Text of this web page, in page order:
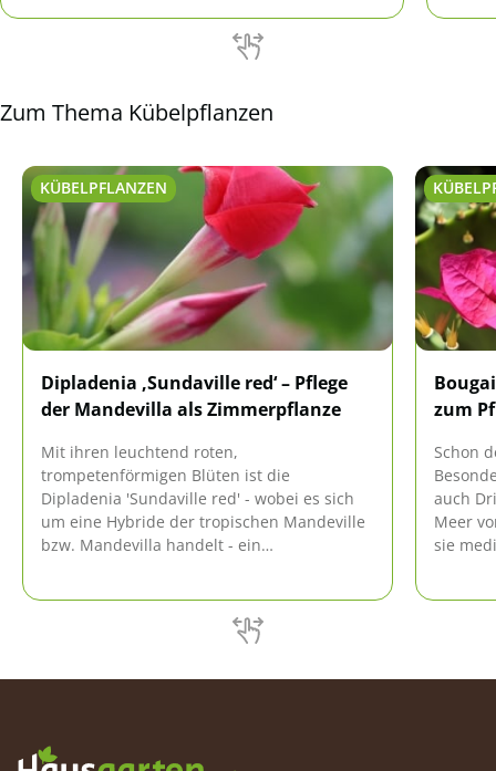
Zum Thema Kübelpflanzen
KÜBELPFLANZEN
Dipladenia ‚Sundaville red‘ – Pflege
der Mandevilla als Zimmerpflanze
Mit ihren leuchtend roten,
trompetenförmigen Blüten ist die
Dipladenia 'Sundaville red' - wobei es sich
um eine Hybride der tropischen Mandeville
bzw. Mandevilla handelt - ein
Kletterpflanze auch leicht im Wohnzimmer
zum
Schon
auch
Meer
sie